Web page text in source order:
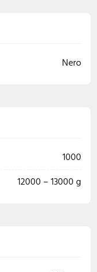
Nero
1000
12000 – 13000 g